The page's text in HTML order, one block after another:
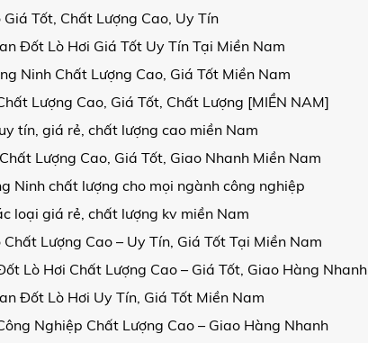
Tốt, Chất Lượng Cao, Uy Tín
Đốt Lò Hơi Giá Tốt Uy Tín Tại Miền Nam
Ninh Chất Lượng Cao, Giá Tốt Miền Nam
Lượng Cao, Giá Tốt, Chất Lượng [MIỀN NAM]
tín, giá rẻ, chất lượng cao miền Nam
Lượng Cao, Giá Tốt, Giao Nhanh Miền Nam
Ninh chất lượng cho mọi ngành công nghiệp
loại giá rẻ, chất lượng kv miền Nam
Lượng Cao – Uy Tín, Giá Tốt Tại Miền Nam
Lò Hơi Chất Lượng Cao – Giá Tốt, Giao Hàng Nhanh
Đốt Lò Hơi Uy Tín, Giá Tốt Miền Nam
Nghiệp Chất Lượng Cao – Giao Hàng Nhanh